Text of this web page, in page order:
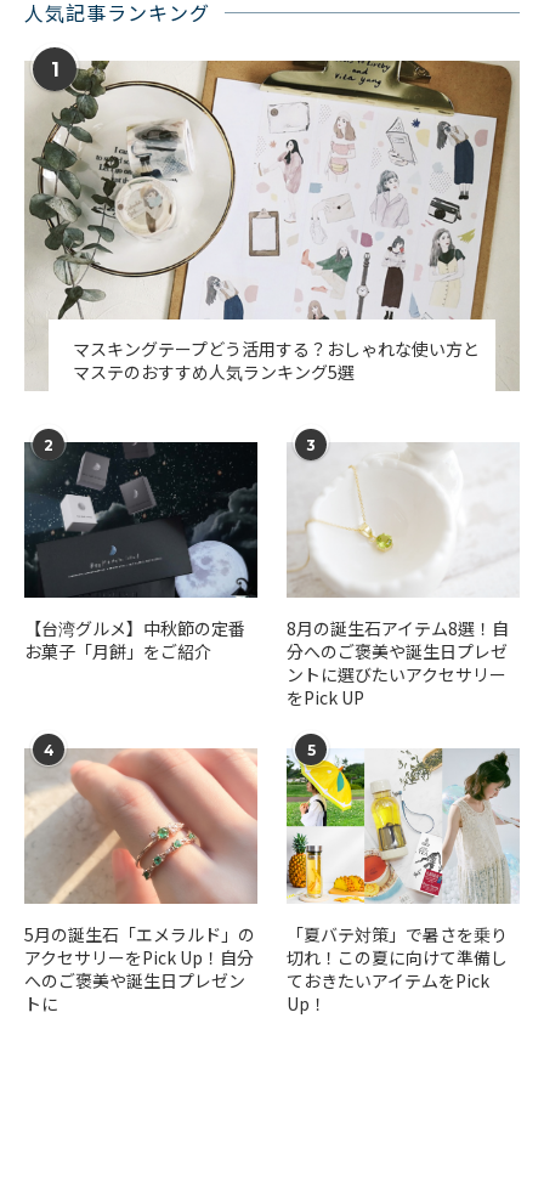
人気記事ランキング
1
マスキングテープどう活用する？おしゃれな使い方と
マステのおすすめ人気ランキング5選
2
【台湾グルメ】中秋節の定番
お菓子「月餅」をご紹介
3
​​8月の誕生石アイテム8選！自
分へのご褒美や誕生日プレゼ
ントに選びたいアクセサリー
をPick UP
4
5月の誕生石「エメラルド」の
アクセサリーをPick Up！自分
へのご褒美や誕生日プレゼン
トに
5
「夏バテ対策」で暑さを乗り
切れ！この夏に向けて準備し
ておきたいアイテムをPick
Up！